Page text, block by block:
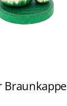
Braunkappe